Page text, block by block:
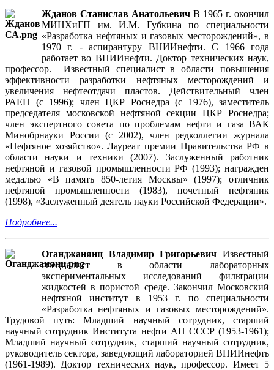
Жданов Станислав Анатольевич В 1965 г. окончил
МИНХиГП им. И.М. Губкина по специальности
«Разработка нефтяных и газовых месторождений», в
1970 г. - аспирантуру ВНИИнефти. С 1966 года
работает во ВНИИнефти. Доктор технических наук,
профессор. Известный специалист в области повышения
эффективности разработки нефтяных месторождений и
увеличения нефтеотдачи пластов. Действительный член
РАЕН (с 1996); член ЦКР Роснедра (с 1976), заместитель
председателя московской нефтяной секции ЦКР Роснедра;
член экспертного совета по проблемам нефти и газа ВАК
Минобрнауки России (с 2002), член редколлегии журнала
«Нефтяное хозяйство». Лауреат премии Правительства РФ в
области науки и техники (2007). Заслуженный работник
нефтяной и газовой промышленности РФ (1993); награжден
медалью «В память 850-летия Москвы» (1997); отличник
нефтяной промышленности (1983), почетный нефтяник
(1998), «Заслуженный деятель науки Российской Федерации».
Подробнее...
Оганджанянц Владимир Григорьевич Известный
специалист в области лабораторных
экспериментальных исследований фильтрации
жидкостей в пористой среде. Закончил Московский
нефтяной институт в 1953 г. по специальности
«Разработка нефтяных и газовых месторождений».
Трудовой путь: Младший научный сотрудник, старший
научный сотрудник Института нефти АН СССР (1953-1961);
Младший научный сотрудник, старший научный сотрудник,
руководитель сектора, заведующий лабораторией ВНИИнефть
(1961-1989). Доктор технических наук, профессор. Имеет 5